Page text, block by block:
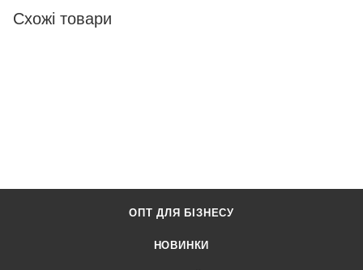
Схожі товари
ОПТ ДЛЯ БІЗНЕСУ
НОВИНКИ